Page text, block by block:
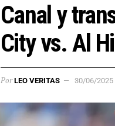
Canal y
City vs. Al
Por LEO VERITAS 30/06/2025